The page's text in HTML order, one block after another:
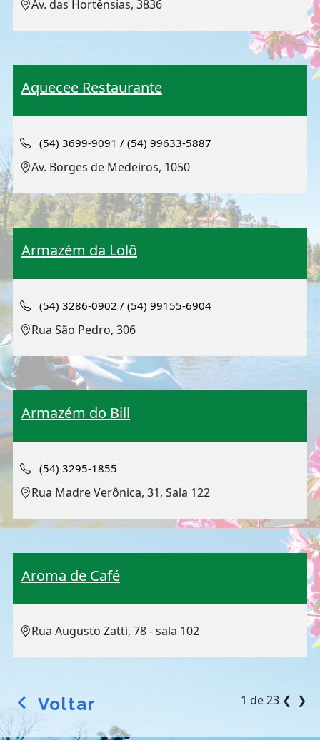
Av. das Hortênsias, 3836
Aquecee Restaurante
(54) 3699-9091 / (54) 99633-5887
Av. Borges de Medeiros, 1050
Armazém da Lolô
(54) 3286-0902 / (54) 99155-6904
Rua São Pedro, 306
Armazém do Bill
(54) 3295-1855
Rua Madre Verônica, 31, Sala 122
Aroma de Café
Rua Augusto Zatti, 78 - sala 102
arrow_back_ios Voltar 1 de 23 ❮ ❯